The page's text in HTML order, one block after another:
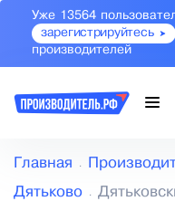
Уже 13564
зарегистрируйтесь
производителей
Главная
Дятьково